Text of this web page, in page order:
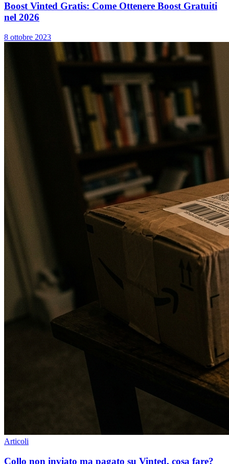
Boost Vinted Gratis: Come Ottenere Boost Gratuiti
nel 2026
8 ottobre 2023
Articoli
Collo non inviato ma pagato su Vinted, cosa fare?